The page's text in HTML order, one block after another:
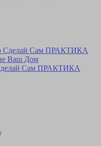
Сам ПРАКТИКА